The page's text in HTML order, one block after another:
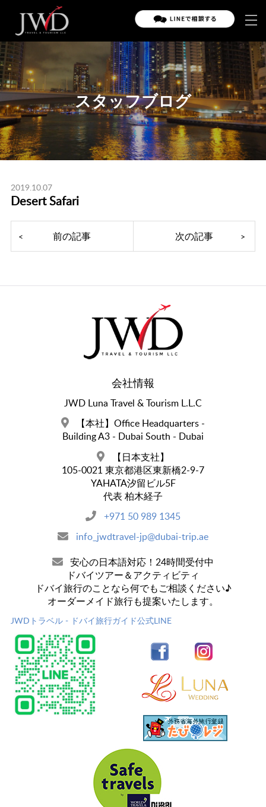
スタッフブログ
2019.10.07
Desert Safari
会社情報
JWD Luna Travel & Tourism L.L.C
【本社】Office Headquarters -
Building A3 - Dubai South - Dubai
【日本支社】
105-0021 東京都港区東新橋2-9-7
YAHATA汐留ビル5F
代表 柏木経子
+971 50 989 1345
info_jwdtravel-jp@dubai-trip.ae
安心の日本語対応！24時間受付中
ドバイツアー＆アクティビティ
ドバイ旅行のことなら何でもご相談ください♪
オーダーメイド旅行も提案いたします。
JWDトラベル - ドバイ旅行ガイド公式LINE